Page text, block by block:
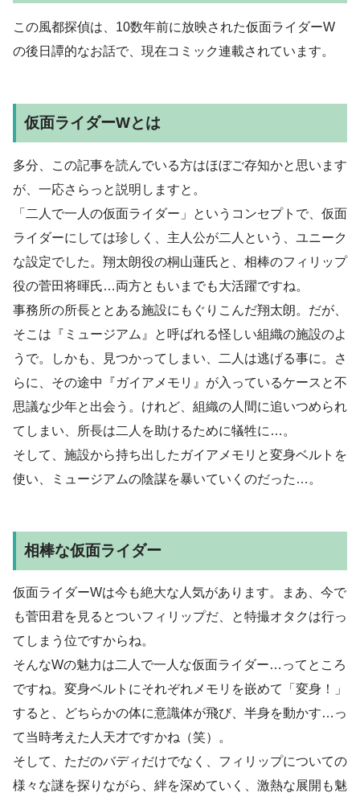
この風都探偵は、10数年前に放映された仮面ライダーW
の後日譚的なお話で、現在コミック連載されています。
仮面ライダーWとは
多分、この記事を読んでいる方はほぼご存知かと思います
が、一応さらっと説明しますと。
「二人で一人の仮面ライダー」というコンセプトで、仮面
ライダーにしては珍しく、主人公が二人という、ユニーク
な設定でした。翔太朗役の桐山蓮氏と、相棒のフィリップ
役の菅田将暉氏…両方ともいまでも大活躍ですね。
事務所の所長ととある施設にもぐりこんだ翔太朗。だが、
そこは『ミュージアム』と呼ばれる怪しい組織の施設のよ
うで。しかも、見つかってしまい、二人は逃げる事に。さ
らに、その途中『ガイアメモリ』が入っているケースと不
思議な少年と出会う。けれど、組織の人間に追いつめられ
てしまい、所長は二人を助けるために犠牲に…。
そして、施設から持ち出したガイアメモリと変身ベルトを
使い、ミュージアムの陰謀を暴いていくのだった…。
相棒な仮面ライダー
仮面ライダーWは今も絶大な人気があります。まあ、今で
も菅田君を見るとついフィリップだ、と特撮オタクは行っ
てしまう位ですからね。
そんなWの魅力は二人で一人な仮面ライダー…ってところ
ですね。変身ベルトにそれぞれメモリを嵌めて「変身！」
すると、どちらかの体に意識体が飛び、半身を動かす…っ
て当時考えた人天才ですかね（笑）。
そして、ただのバディだけでなく、フィリップについての
様々な謎を探りながら、絆を深めていく、激熱な展開も魅